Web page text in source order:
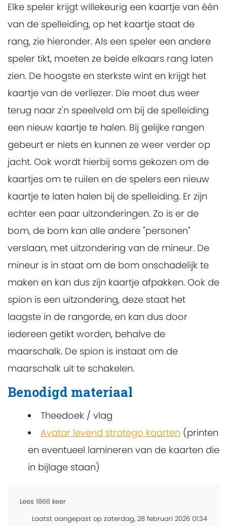
Elke speler krijgt willekeurig een kaartje van één
van de spelleiding, op het kaartje staat de
rang, zie hieronder. Als een speler een andere
speler tikt, moeten ze beide elkaars rang laten
zien. De hoogste en sterkste wint en krijgt het
kaartje van de verliezer. Die moet dus weer
terug naar z'n speelveld om bij de spelleiding
een nieuw kaartje te halen. Bij gelijke rangen
gebeurt er niets en kunnen ze weer verder op
jacht. Ook wordt hierbij soms gekozen om de
kaartjes om te ruilen en de spelers een nieuw
kaartje te laten halen bij de spelleiding. Er zijn
echter een paar uitzonderingen. Zo is er de
bom, de bom kan alle andere "personen"
verslaan, met uitzondering van de mineur. De
mineur is in staat om de bom onschadelijk te
maken en kan dus zijn kaartje afpakken. Ook de
spion is een uitzondering, deze staat het
laagste in de rangorde, en kan dus door
iedereen getikt worden, behalve de
maarschalk. De spion is instaat om de
maarschalk uit te schakelen.
Benodigd materiaal
Theedoek / vlag
Avatar levend stratego kaarten (printen
en eventueel lamineren van de kaarten die
in bijlage staan)
Lees 1866 keer
Laatst aangepast op zaterdag, 28 februari 2026 01:34